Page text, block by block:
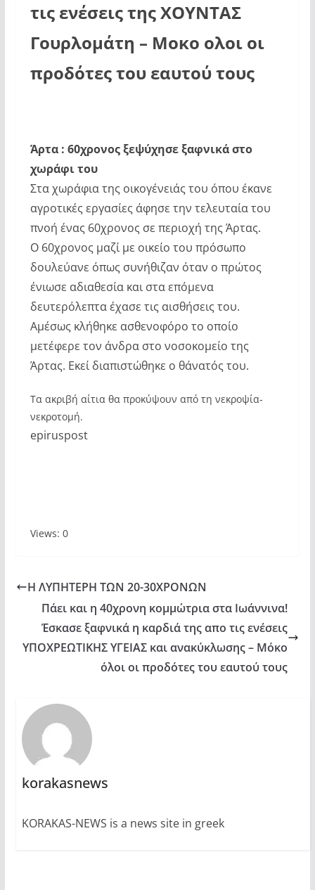
τις ενέσεις της ΧΟΥΝΤΑΣ
Γουρλομάτη – Μοκο ολοι οι
προδότες του εαυτού τους
Άρτα : 60χρονος ξεψύχησε ξαφνικά στο
χωράφι του
Στα χωράφια της οικογένειάς του όπου έκανε
αγροτικές εργασίες άφησε την τελευταία του
πνοή ένας 60χρονος σε περιοχή της Άρτας.
Ο 60χρονος μαζί με οικείο του πρόσωπο
δουλεύανε όπως συνήθιζαν όταν ο πρώτος
ένιωσε αδιαθεσία και στα επόμενα
δευτερόλεπτα έχασε τις αισθήσεις του.
Αμέσως κλήθηκε ασθενοφόρο το οποίο
μετέφερε τον άνδρα στο νοσοκομείο της
Άρτας. Εκεί διαπιστώθηκε ο θάνατός του.
Τα ακριβή αίτια θα προκύψουν από τη νεκροψία-
νεκροτομή.
epiruspost
Views: 0
Η ΛΥΠΗΤΕΡΗ ΤΩΝ 20-30ΧΡΟΝΩΝ
Πάει και η 40χρονη κομμώτρια στα Ιωάννινα!
Έσκασε ξαφνικά η καρδιά της απο τις ενέσεις
ΥΠΟΧΡΕΩΤΙΚΗΣ ΥΓΕΙΑΣ και ανακύκλωσης – Μόκο
όλοι οι προδότες του εαυτού τους
korakasnews
KORAKAS-NEWS is a news site in greek